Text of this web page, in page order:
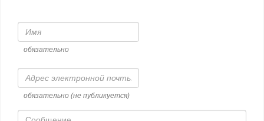
Имя
обязательно
Адрес
электронной
почты
обязательно (не публикуется)
Сообщение